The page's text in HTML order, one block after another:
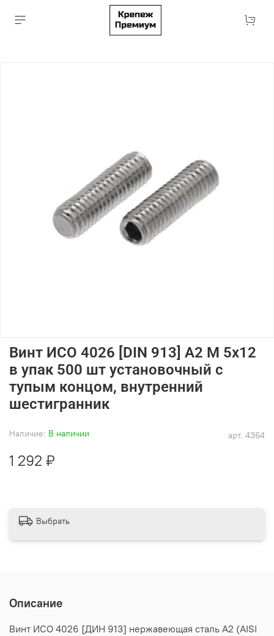
арт. 4364
Наличие: В наличии
Винт ИСО 4026 [DIN 913] А2 M 5х12
в упак 500 шт установочный с
тупым концом, внутренний
шестигранник
1 292 ₽
Выбрать
Описание
Винт ИСО 4026 [ДИН 913] нержавеющая сталь А2 (AISI